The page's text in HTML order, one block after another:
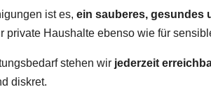
ist es, ein sauberes, gesundes
private Haushalte ebenso wie für
stehen wir jederzeit
diskret.